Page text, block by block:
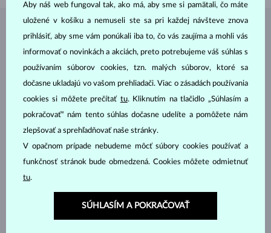
ŠPERKY ZATELIÉRU KLENOTA
Aby náš web fungoval tak, ako má, aby sme si pamätali, čo máte
uložené v košíku a nemuseli ste sa pri každej návšteve znova
prihlásiť, aby sme vám ponúkali iba to, čo vás zaujíma a mohli vás
informovať o novinkách a akciách, preto potrebujeme váš súhlas s
používaním súborov cookies, tzn. malých súborov, ktoré sa
dočasne ukladajú vo vašom prehliadači. Viac o zásadách používania
cookies si môžete prečítať tu. Kliknutím na tlačidlo „Súhlasím a
pokračovať“ nám tento súhlas dočasne udelíte a pomôžete nám
zlepšovať a sprehľadňovať naše stránky.
V opačnom prípade nebudeme môcť súbory cookies používať a
funkčnosť stránok bude obmedzená. Cookies môžete odmietnuť
tu.
SÚHLASÍM A POKRAČOVAŤ